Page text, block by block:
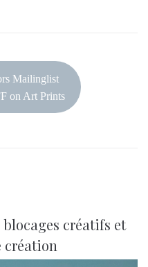
Mailinglist
on Art Prints
créatifs et
création